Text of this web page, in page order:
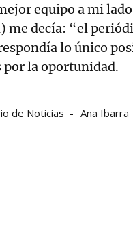
equipo a mi
me decía: “el
lo único
por la oportunidad.
de Noticias Ana Ibarra